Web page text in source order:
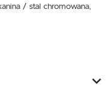
/ stal chromowana,